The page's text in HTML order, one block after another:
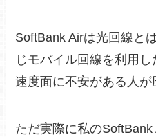
SoftBank Airは光回線と
じモバイル回線を利用
速度面に不安がある人が
ただ実際に私のSoftBank